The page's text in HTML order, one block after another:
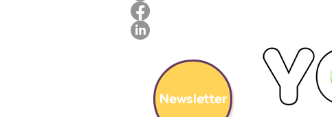
Newsletter